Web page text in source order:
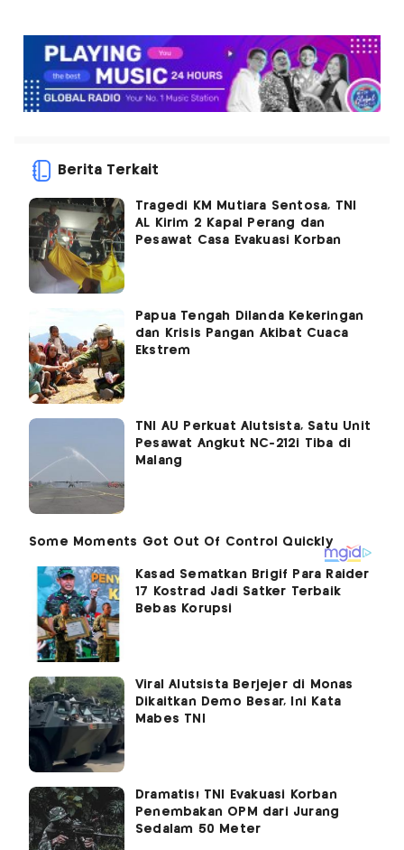
Berita Terkait
Tragedi KM Mutiara Sentosa, TNI
AL Kirim 2 Kapal Perang dan
Pesawat Casa Evakuasi Korban
Papua Tengah Dilanda Kekeringan
dan Krisis Pangan Akibat Cuaca
Ekstrem
TNI AU Perkuat Alutsista, Satu Unit
Pesawat Angkut NC-212i Tiba di
Malang
Kasad Sematkan Brigif Para Raider
17 Kostrad Jadi Satker Terbaik
Bebas Korupsi
Viral Alutsista Berjejer di Monas
Dikaitkan Demo Besar, Ini Kata
Mabes TNI
Dramatis! TNI Evakuasi Korban
Penembakan OPM dari Jurang
Sedalam 50 Meter